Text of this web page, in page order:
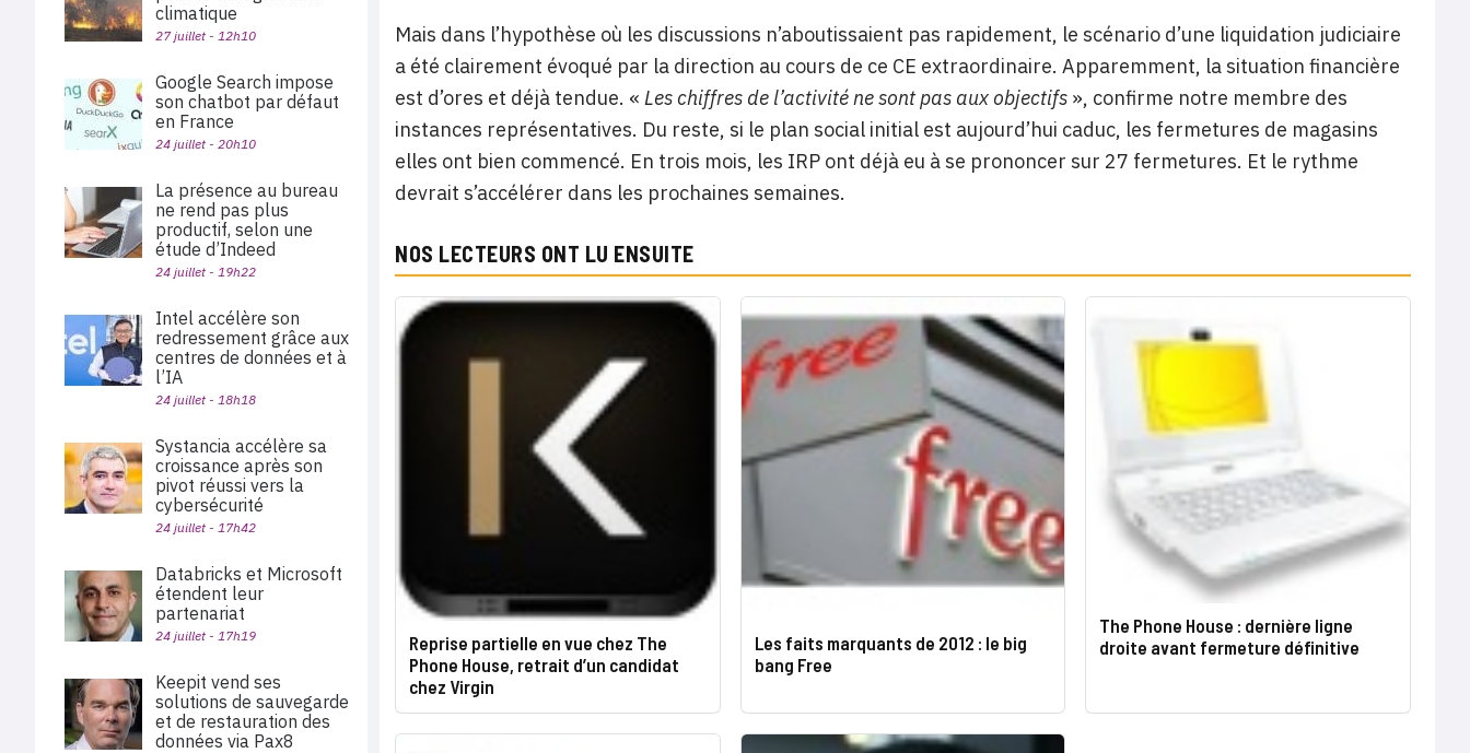
Mais dans l’hypothèse où les discussions n’aboutissaient pas rapidement, le scénario d’une liquidation judiciaire
a été clairement évoqué par la direction au cours de ce CE extraordinaire. Apparemment, la situation financière
est d’ores et déjà tendue. « Les chiffres de l’activité ne sont pas aux objectifs », confirme notre membre des
instances représentatives. Du reste, si le plan social initial est aujourd’hui caduc, les fermetures de magasins
elles ont bien commencé. En trois mois, les IRP ont déjà eu à se prononcer sur 27 fermetures. Et le rythme
devrait s’accélérer dans les prochaines semaines.
NOS LECTEURS ONT LU ENSUITE
Reprise partielle en vue chez The
Phone House, retrait d’un candidat
chez Virgin
Les faits marquants de 2012 : le big
bang Free
The Phone House : dernière ligne
droite avant fermeture définitive
climatique
27 juillet - 12h10
Google Search impose
son chatbot par défaut
en France
24 juillet - 20h10
La présence au bureau
ne rend pas plus
productif, selon une
étude d’Indeed
24 juillet - 19h22
Intel accélère son
redressement grâce aux
centres de données et à
l’IA
24 juillet - 18h18
Systancia accélère sa
croissance après son
pivot réussi vers la
cybersécurité
24 juillet - 17h42
Databricks et Microsoft
étendent leur
partenariat
24 juillet - 17h19
Keepit vend ses
solutions de sauvegarde
et de restauration des
données via Pax8